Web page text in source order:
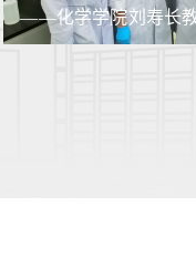
——化学学院刘寿长
攻关绿色催化“卡脖子